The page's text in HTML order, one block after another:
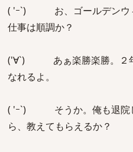
( 'ｰ`) お、ゴールデンウィ
仕事は順調か？
('∀`) あぁ楽勝楽勝。２年
なれるよ。
( 'ｰ`) そうか。俺も退院し
ら、教えてもらえるか？